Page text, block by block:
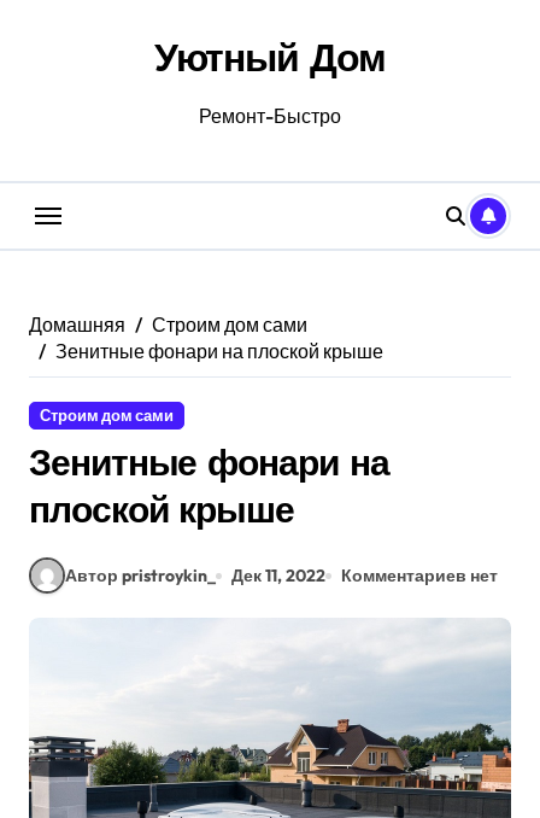
Уютный Дом
Ремонт-Быстро
Домашняя
Строим дом сами
Зенитные фонари на плоской крыше
Строим дом сами
Зенитные фонари на
плоской крыше
Автор pristroykin_ Дек 11, 2022 Комментариев нет